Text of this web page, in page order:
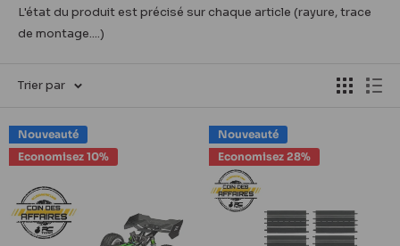
L'état du produit est précisé sur chaque article (rayure, trace
de montage....)
Trier par
Nouveauté
Economisez 10%
Nouveauté
Economisez 28%